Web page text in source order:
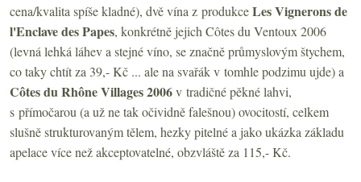
cena/kvalita spíše kladné), dvě vína z produkceLes Vignerons de
l'Enclave des Papes, konkrétně jejich Côtes du Ventoux 2006
(levná lehká láhev a stejné víno, se značně průmyslovým štychem,
co taky chtít za 39,- Kč ... ale na svařák v tomhle podzimu ujde) a
Côtes du Rhône Villages 2006v tradičné pěkné lahvi,
s přímočarou (a už ne tak očividně falešnou) ovocitostí, celkem
slušně strukturovaným tělem, hezky pitelné a jako ukázka základu
apelace více než akceptovatelné, obzvláště za 115,- Kč.